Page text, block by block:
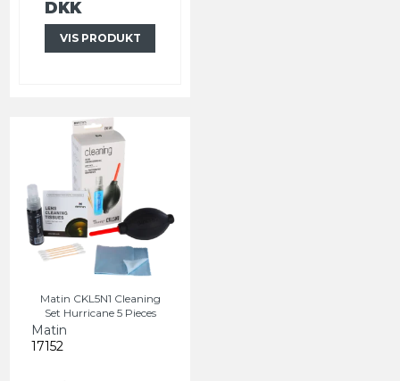
DKK
VIS PRODUKT
Matin CKL5N1 Cleaning
Set Hurricane 5 Pieces
Matin
17152